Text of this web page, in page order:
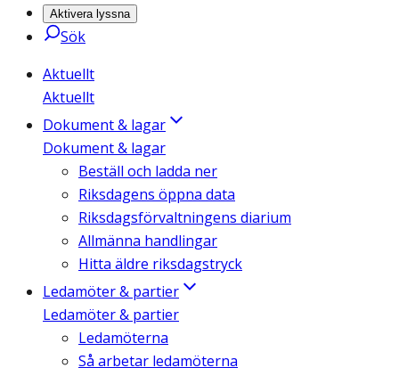
Aktivera lyssna
Sök
Aktuellt
Aktuellt
Dokument & lagar
Dokument & lagar
Beställ och ladda ner
Riksdagens öppna data
Riksdagsförvaltningens diarium
Allmänna handlingar
Hitta äldre riksdagstryck
Ledamöter & partier
Ledamöter & partier
Ledamöterna
Så arbetar ledamöterna